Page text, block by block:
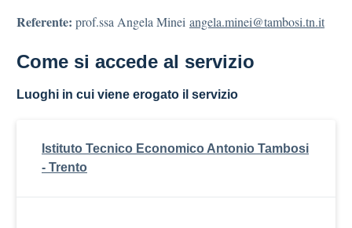
Referente: prof.ssa Angela Minei angela.minei@tambosi.tn.it
Come si accede al servizio
Luoghi in cui viene erogato il servizio
Istituto Tecnico Economico Antonio Tambosi
- Trento